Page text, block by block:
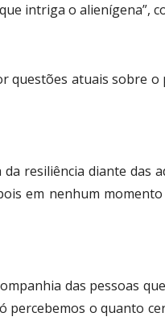
intriga o alienígena”,
atuais sobre o
resiliência diante das
em nenhum
das pessoas
percebemos o quanto